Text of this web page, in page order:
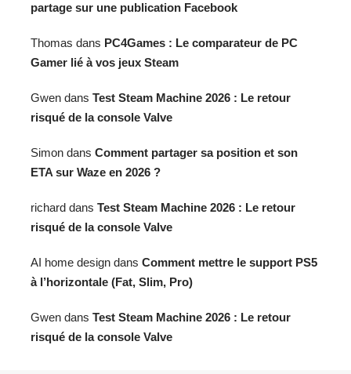
partage sur une publication Facebook
Thomas dans PC4Games : Le comparateur de PC
Gamer lié à vos jeux Steam
Gwen dans Test Steam Machine 2026 : Le retour
risqué de la console Valve
Simon dans Comment partager sa position et son
ETA sur Waze en 2026 ?
richard dans Test Steam Machine 2026 : Le retour
risqué de la console Valve
AI home design dans Comment mettre le support PS5
à l’horizontale (Fat, Slim, Pro)
Gwen dans Test Steam Machine 2026 : Le retour
risqué de la console Valve